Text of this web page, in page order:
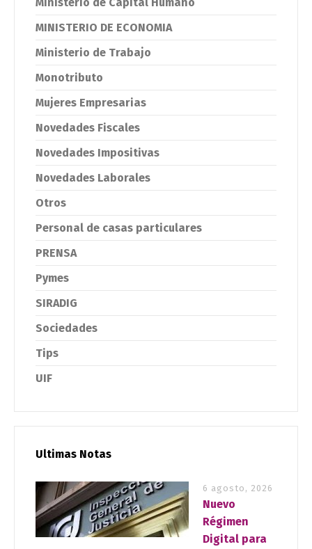
MINISTERIO DE ECONOMIA
Ministerio de Trabajo
Monotributo
Mujeres Empresarias
Novedades Fiscales
Novedades Impositivas
Novedades Laborales
Otros
Personal de casas particulares
PRENSA
Pymes
SIRADIG
Sociedades
Tips
UIF
Ultimas Notas
6 agosto, 2026
Nuevo
Régimen
Digital para